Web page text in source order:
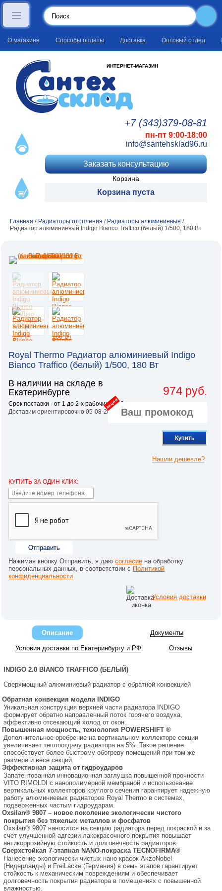
О магазине Способы оплаты Доставка Оптовый отдел
ИНТЕРНЕТ-МАГАЗИН
+7 (343)379-08-81
пн-пт 9:00-18:00
info@santehsklad96.ru
Заказать консультацию
Корзина
Корзина пуста
Главная / Радиаторы отопления / Радиаторы алюминиевые /
Радиатор алюминиевый Indigo Bianco Traffico (белый) 1/500, 180 Вт
Royal Thermo Радиатор алюминиевый Indigo
Bianco Traffico (белый) 1/500, 180 Вт
В наличии на складе в
Екатеринбурге
Срок поставки - от 1 до 2-х рабочих дней.
Доставим ориентировочно 05-08-2026
974 руб.
акция
Купить
Нашли дешевле?
КУПИТЬ ЗА ОДИН КЛИК:
Отправить
Нажимая кнопку Отправить, я даюсогласие на обработку
персональных данных, в соответствии с Политикой
конфиденциальности
Условия доставки
Описание Документы
Условия доставки по Екатеринбургу и РФ Отзывы
INDIGO 2.0 BIANCO TRAFFICO (БЕЛЫЙ)
Сверхмощный алюминиевый радиатор с обратной конвекцией
Обратная конвекция модели INDIGO
Уникальная конструкция верхней части радиатора INDIGO
формирует обратно направленный поток горячего воздуха,
эффективно отсекающий холод от окон.
Повышенная мощность, технология POWERSHIFT ®
Дополнительное оребрение на вертикальном коллекторе секции
увеличивает теплоотдачу радиатора на 5%. Такое решение
способствует более быстрому обогреву помещений при том же
размере и весе секций.
Эффективная защита от гидроударов
Запатентованная инновационная заглушка повышенной прочности
VITO RIMOLDI с нанополимерной мембраной и использование
вертикальных коллекторов круглого сечения гарантирует надежную
работу алюминиевых радиаторов Royal Thermo в системах,
подверженных частым гидроударам.
Oxsilan® 9807 – новое поколение экологически чистого
покрытия без тяжелых металлов и фосфатов
Oxsilan® 9807 наносится на секцию радиатора перед покраской и за
счет улучшенной адгезии лакокрасочного покрытия повышает
антикоррозийную стойкость и долговечность радиаторов.
Сверхстойкая 7-этапная NANO-покраска TECNOFIRMA®
Нанесение экологически чистых нано-красок AkzoNobel
(Нидерланды) и FreiLacke (Германия) в семь этапов гарантирует
стойкость к механическим повреждениям и обеспечивает
долговечность покрытия радиатора в помещениях с повышенной
влажностью.